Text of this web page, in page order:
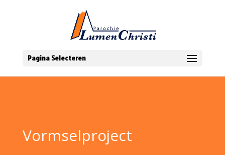
Pagina Selecteren
Vormselproject